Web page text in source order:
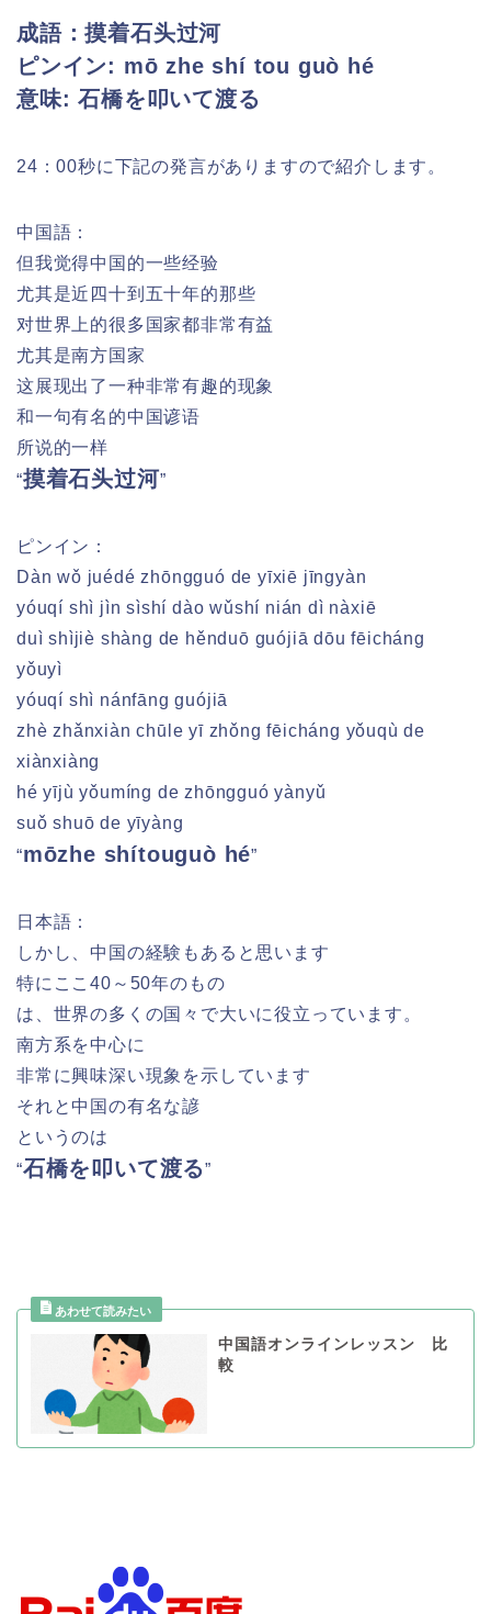
成語：摸着石头过河
ピンイン: mō zhe shí tou guò hé
意味: 石橋を叩いて渡る
24：00秒に下記の発言がありますので紹介します。
中国語：
但我觉得中国的一些经验
尤其是近四十到五十年的那些
对世界上的很多国家都非常有益
尤其是南方国家
这展现出了一种非常有趣的现象
和一句有名的中国谚语
所说的一样
“摸着石头过河”
ピンイン：
Dàn wǒ juédé zhōngguó de yīxiē jīngyàn
yóuqí shì jìn sìshí dào wǔshí nián dì nàxiē
duì shìjiè shàng de hěnduō guójiā dōu fēicháng
yǒuyì
yóuqí shì nánfāng guójiā
zhè zhǎnxiàn chūle yī zhǒng fēicháng yǒuqù de
xiànxiàng
hé yījù yǒumíng de zhōngguó yànyǔ
suǒ shuō de yīyàng
“mōzhe shítouguò hé”
日本語：
しかし、中国の経験もあると思います
特にここ40～50年のもの
は、世界の多くの国々で大いに役立っています。
南方系を中心に
非常に興味深い現象を示しています
それと中国の有名な諺
というのは
“石橋を叩いて渡る”
中国語オンラインレッスン 比
較